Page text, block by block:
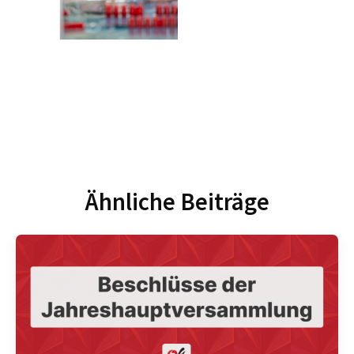
Ähnliche Beiträge